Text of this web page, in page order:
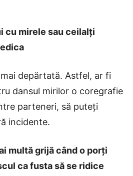
cu mirele sau ceilalți
depărtată. Astfel, ar fi
dansul mirilor o coregrafie
parteneri, să puteți
incidente.
multă grijă când o porți
ca fusta să se ridice